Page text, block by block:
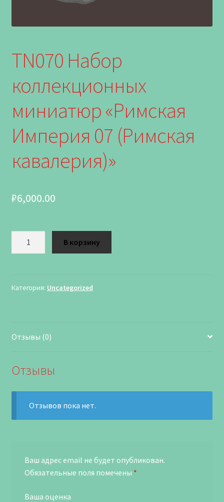
TN070 Набор
коллекционных
миниатюр «Римская
Империя 07 (Римская
кавалерия)»
₽6,000.00
В корзину
Категория: Uncategorized
Отзывы (0)
Отзывы
Отзывов пока нет.
Ваш адрес email не будет опубликован.
Обязательные поля помечены *
Ваша оценка